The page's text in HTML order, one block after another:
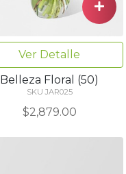
Ver Detalle
Belleza Floral (50)
SKU JAR025
$2,879.00